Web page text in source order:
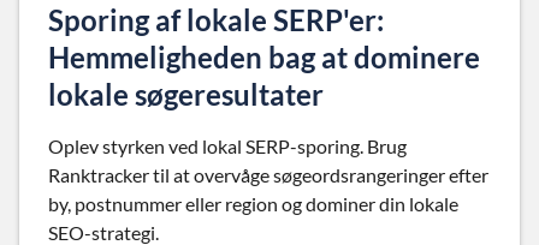
Sporing af lokale SERP'er:
Hemmeligheden bag at dominere
lokale søgeresultater
Oplev styrken ved lokal SERP-sporing. Brug
Ranktracker til at overvåge søgeordsrangeringer efter
by, postnummer eller region og dominer din lokale
SEO-strategi.